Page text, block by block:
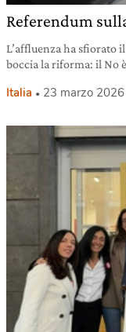
Referendum
L’affluenza ha sfiorato
boccia la riforma: il No
Italia 23 marzo 2026